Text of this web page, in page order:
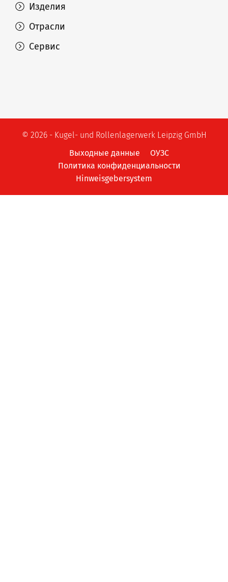
Изделия
Отрасли
Сервис
© 2026 - Kugel- und Rollenlagerwerk Leipzig GmbH
Выходные данные
ОУЗС
Политика конфиденциальности
Hinweisgebersystem